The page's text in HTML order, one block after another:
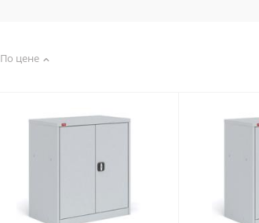
По цене